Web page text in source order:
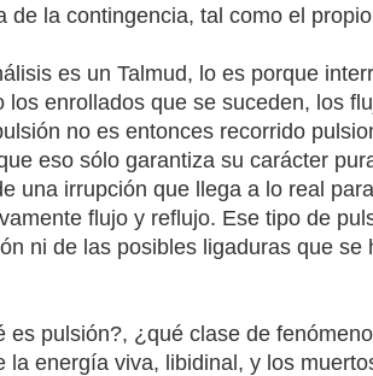
de la contingencia, tal como el
es un Talmud, lo es porque
los enrollados que se suceden, los
no es entonces recorrido
eso sólo garantiza su carácter
una irrupción que llega a lo real
flujo y reflujo. Ese tipo de
ni de las posibles ligaduras que se
es pulsión?, ¿qué clase de
la energía viva, libidinal, y los